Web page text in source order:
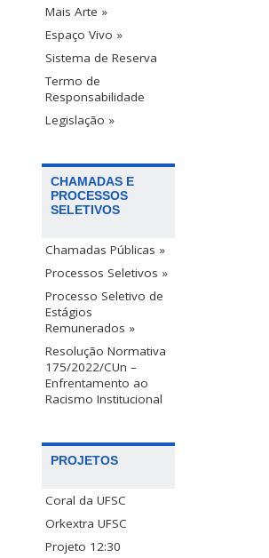
Mais Arte »
Espaço Vivo »
Sistema de Reserva
Termo de
Responsabilidade
Legislação »
CHAMADAS E
PROCESSOS
SELETIVOS
Chamadas Públicas »
Processos Seletivos »
Processo Seletivo de
Estágios
Remunerados »
Resolução Normativa
175/2022/CUn –
Enfrentamento ao
Racismo Institucional
PROJETOS
Coral da UFSC
Orkextra UFSC
Projeto 12:30